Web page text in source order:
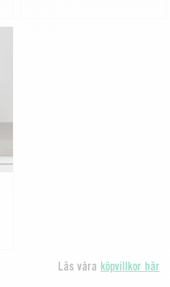
Läs våra köpvillkor här